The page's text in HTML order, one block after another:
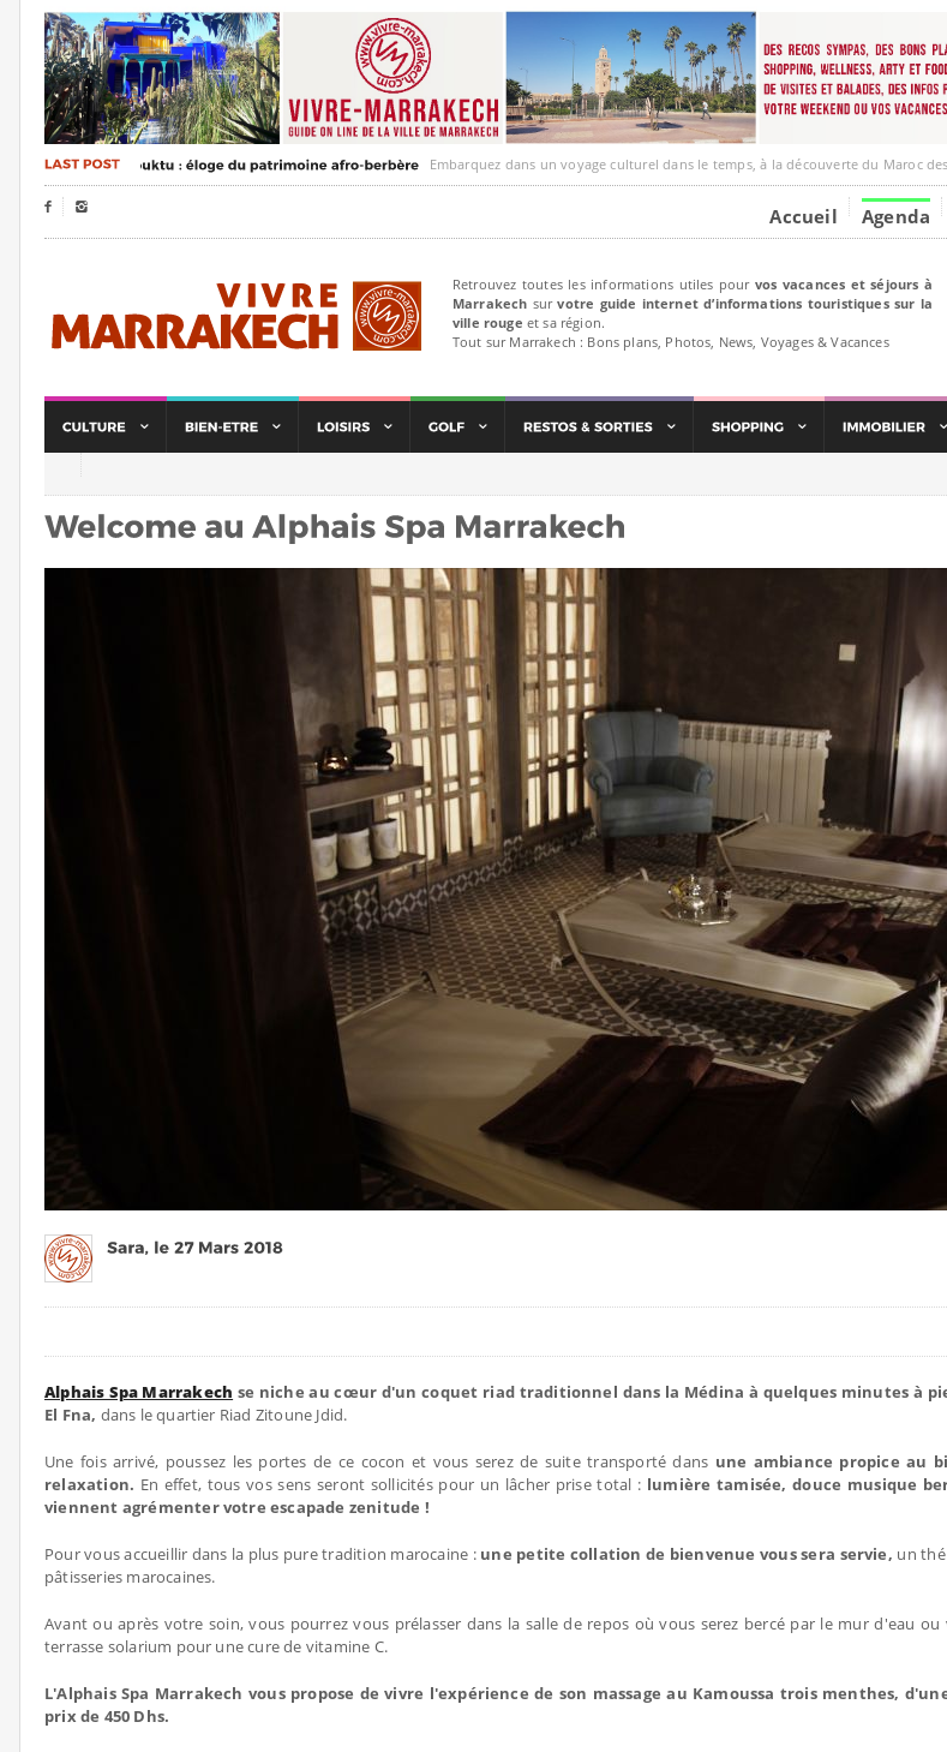
Embarquez dans un voyage culturel dans le temps, à la découverte du Maroc des routes
  Accueil Agenda
Retrouvez toutes les informations utiles pour vos vacances et séjours à
Marrakech survotre guide internet d’informations touristiques sur la
ville rouge et sa région.
Tout sur Marrakech : Bons plans, Photos, News, Voyages & Vacances
Alphais Spa Marrakech se niche au cœur d'un coquet riad traditionnel dans la Médina à quelques minutes à
El Fna, dans le quartier Riad Zitoune Jdid.
Une fois arrivé, poussez les portes de ce cocon et vous serez de suite transporté dans une ambiance propice au
relaxation. En effet, tous vos sens seront sollicités pour un lâcher prise total : lumière tamisée, douce musique
viennent agrémenter votre escapade zenitude !
Pour vous accueillir dans la plus pure tradition marocaine : une petite collation de bienvenue vous sera servie, un
pâtisseries marocaines.
Avant ou après votre soin, vous pourrez vous prélasser dans la salle de repos où vous serez bercé par le mur d'eau
terrasse solarium pour une cure de vitamine C.
L'Alphais Spa Marrakech vous propose de vivre l'expérience de son massage au Kamoussa trois menthes,
prix de 450 Dhs.